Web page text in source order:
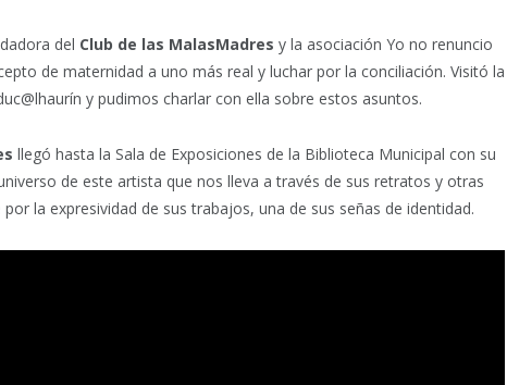
del Club de las MalasMadres y la asociación Yo no renuncio
de maternidad a uno más real y luchar por la conciliación. Visitó la
y pudimos charlar con ella sobre estos asuntos.
llegó hasta la Sala de Exposiciones de la Biblioteca Municipal con su
de este artista que nos lleva a través de sus retratos y otras
la expresividad de sus trabajos, una de sus señas de identidad.